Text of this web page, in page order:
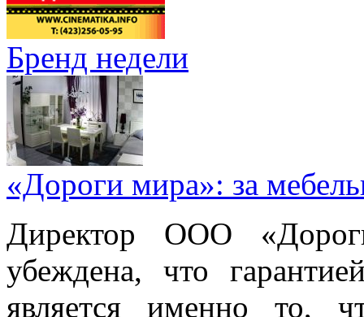
Бренд недели
«Дороги мира»: за
Директор ООО
убеждена, что
является именно то,